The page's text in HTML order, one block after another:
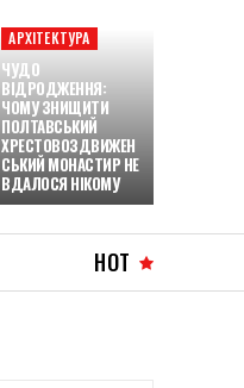
АРХІТЕКТУРА
ЧУДО
ВІДРОДЖЕННЯ:
ЧОМУ ЗНИЩИТИ
ПОЛТАВСЬКИЙ
ХРЕСТОВОЗДВИЖЕН
СЬКИЙ МОНАСТИР НЕ
ВДАЛОСЯ НІКОМУ
HOT